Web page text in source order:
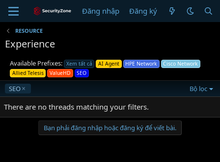
Đăng nhập Đăng ký
RESOURCE
Experience
Available Prefixes: Xem tất cả AI Agent HPE Network
Cisco Network
Allied Telesis
ValueHD SEO
SEO Bộ lọc
There are no threads matching your filters.
Bạn phải đăng nhập hoặc đăng ký để viết bài.